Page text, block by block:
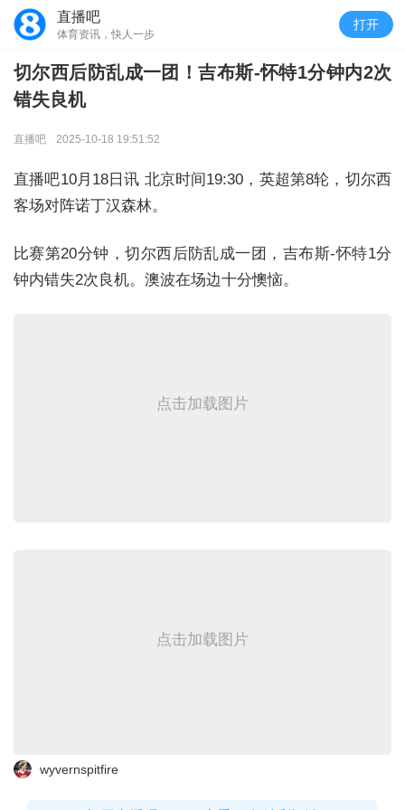
直播吧
体育资讯，快人一步
打开
切尔西后防乱成一团！吉布斯-怀特1分钟内2次
错失良机
直播吧 2025-10-18 19:51:52
直播吧10月18日讯 北京时间19:30，英超第8轮，切尔西
客场对阵诺丁汉森林。
比赛第20分钟，切尔西后防乱成一团，吉布斯-怀特1分
钟内错失2次良机。澳波在场边十分懊恼。
点击加载图片
点击加载图片
wyvernspitfire